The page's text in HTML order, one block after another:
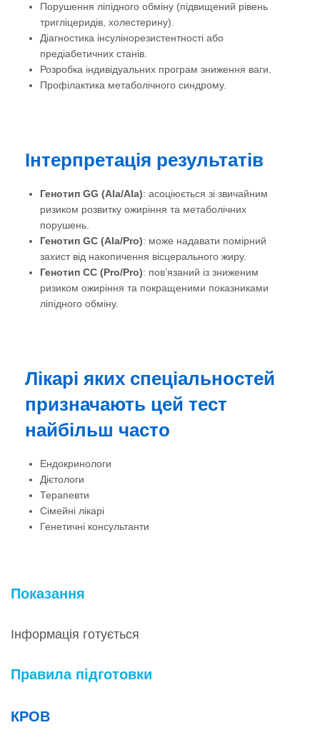
Порушення ліпідного обміну (підвищений рівень
тригліцеридів, холестерину).
Діагностика інсулінорезистентності або
предіабетичних станів.
Розробка індивідуальних програм зниження ваги.
Профілактика метаболічного синдрому.
Інтерпретація результатів
Генотип GG (Ala/Ala): асоціюється зі звичайним
ризиком розвитку ожиріння та метаболічних
порушень.
Генотип GC (Ala/Pro): може надавати помірний
захист від накопичення вісцерального жиру.
Генотип CC (Pro/Pro): пов’язаний із зниженим
ризиком ожиріння та покращеними показниками
ліпідного обміну.
Лікарі яких спеціальностей
призначають цей тест
найбільш часто
Ендокринологи
Дієтологи
Терапевти
Сімейні лікарі
Генетичні консультанти
Показання
Інформація готується
Правила підготовки
КРОВ